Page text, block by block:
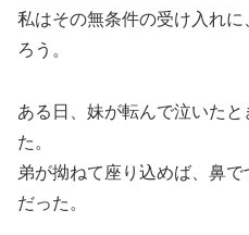
私はその無条件の受け入れ
ろう。
ある日、妹が転んで泣いた
た。
弟が拗ねて座り込めば、鼻
だった。